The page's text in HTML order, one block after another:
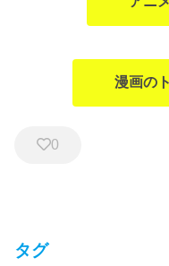
漫画の
0
タグ